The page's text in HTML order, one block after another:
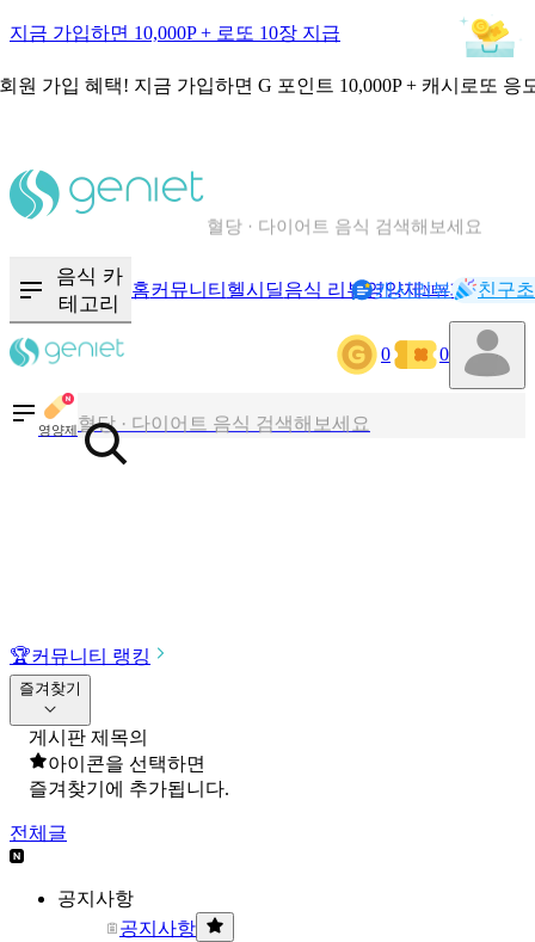
지금 가입하면 10,000P + 로또 10장 지급
원 가입 혜택! 지금 가입하면 G 포인트 10,000P + 캐시로또 응
혈당 · 다이어트 음식 검색해보세요
음식 카
테고리
홈커뮤니티 헬시딜음식 리뷰영양제NEW기록
캐시리뷰 친구
0 0
영양제
칼로리와 영양성분을 검색해보세요
혈당 · 다이어트 음식 검색해보세요
음식 · 영양제 리뷰를 찾아보세요
🏆커뮤니티 랭킹
즐겨찾기
게시판 제목의
아이콘을 선택하면
즐겨찾기에 추가됩니다.
전체글
공지사항
공지사항